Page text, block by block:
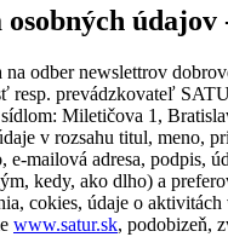
osobných údajov
na odber newslettrov
resp. prevádzkovateľ
Miletičova 1,
v rozsahu titul, meno,
e-mailová adresa, podpis,
kedy, ako dlho) a
cokies, údaje o
www.satur.sk, podobizeň,